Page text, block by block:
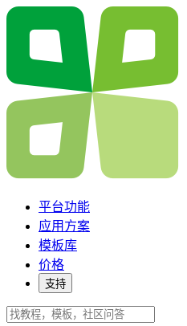
平台功能
应用方案
模板库
价格
支持